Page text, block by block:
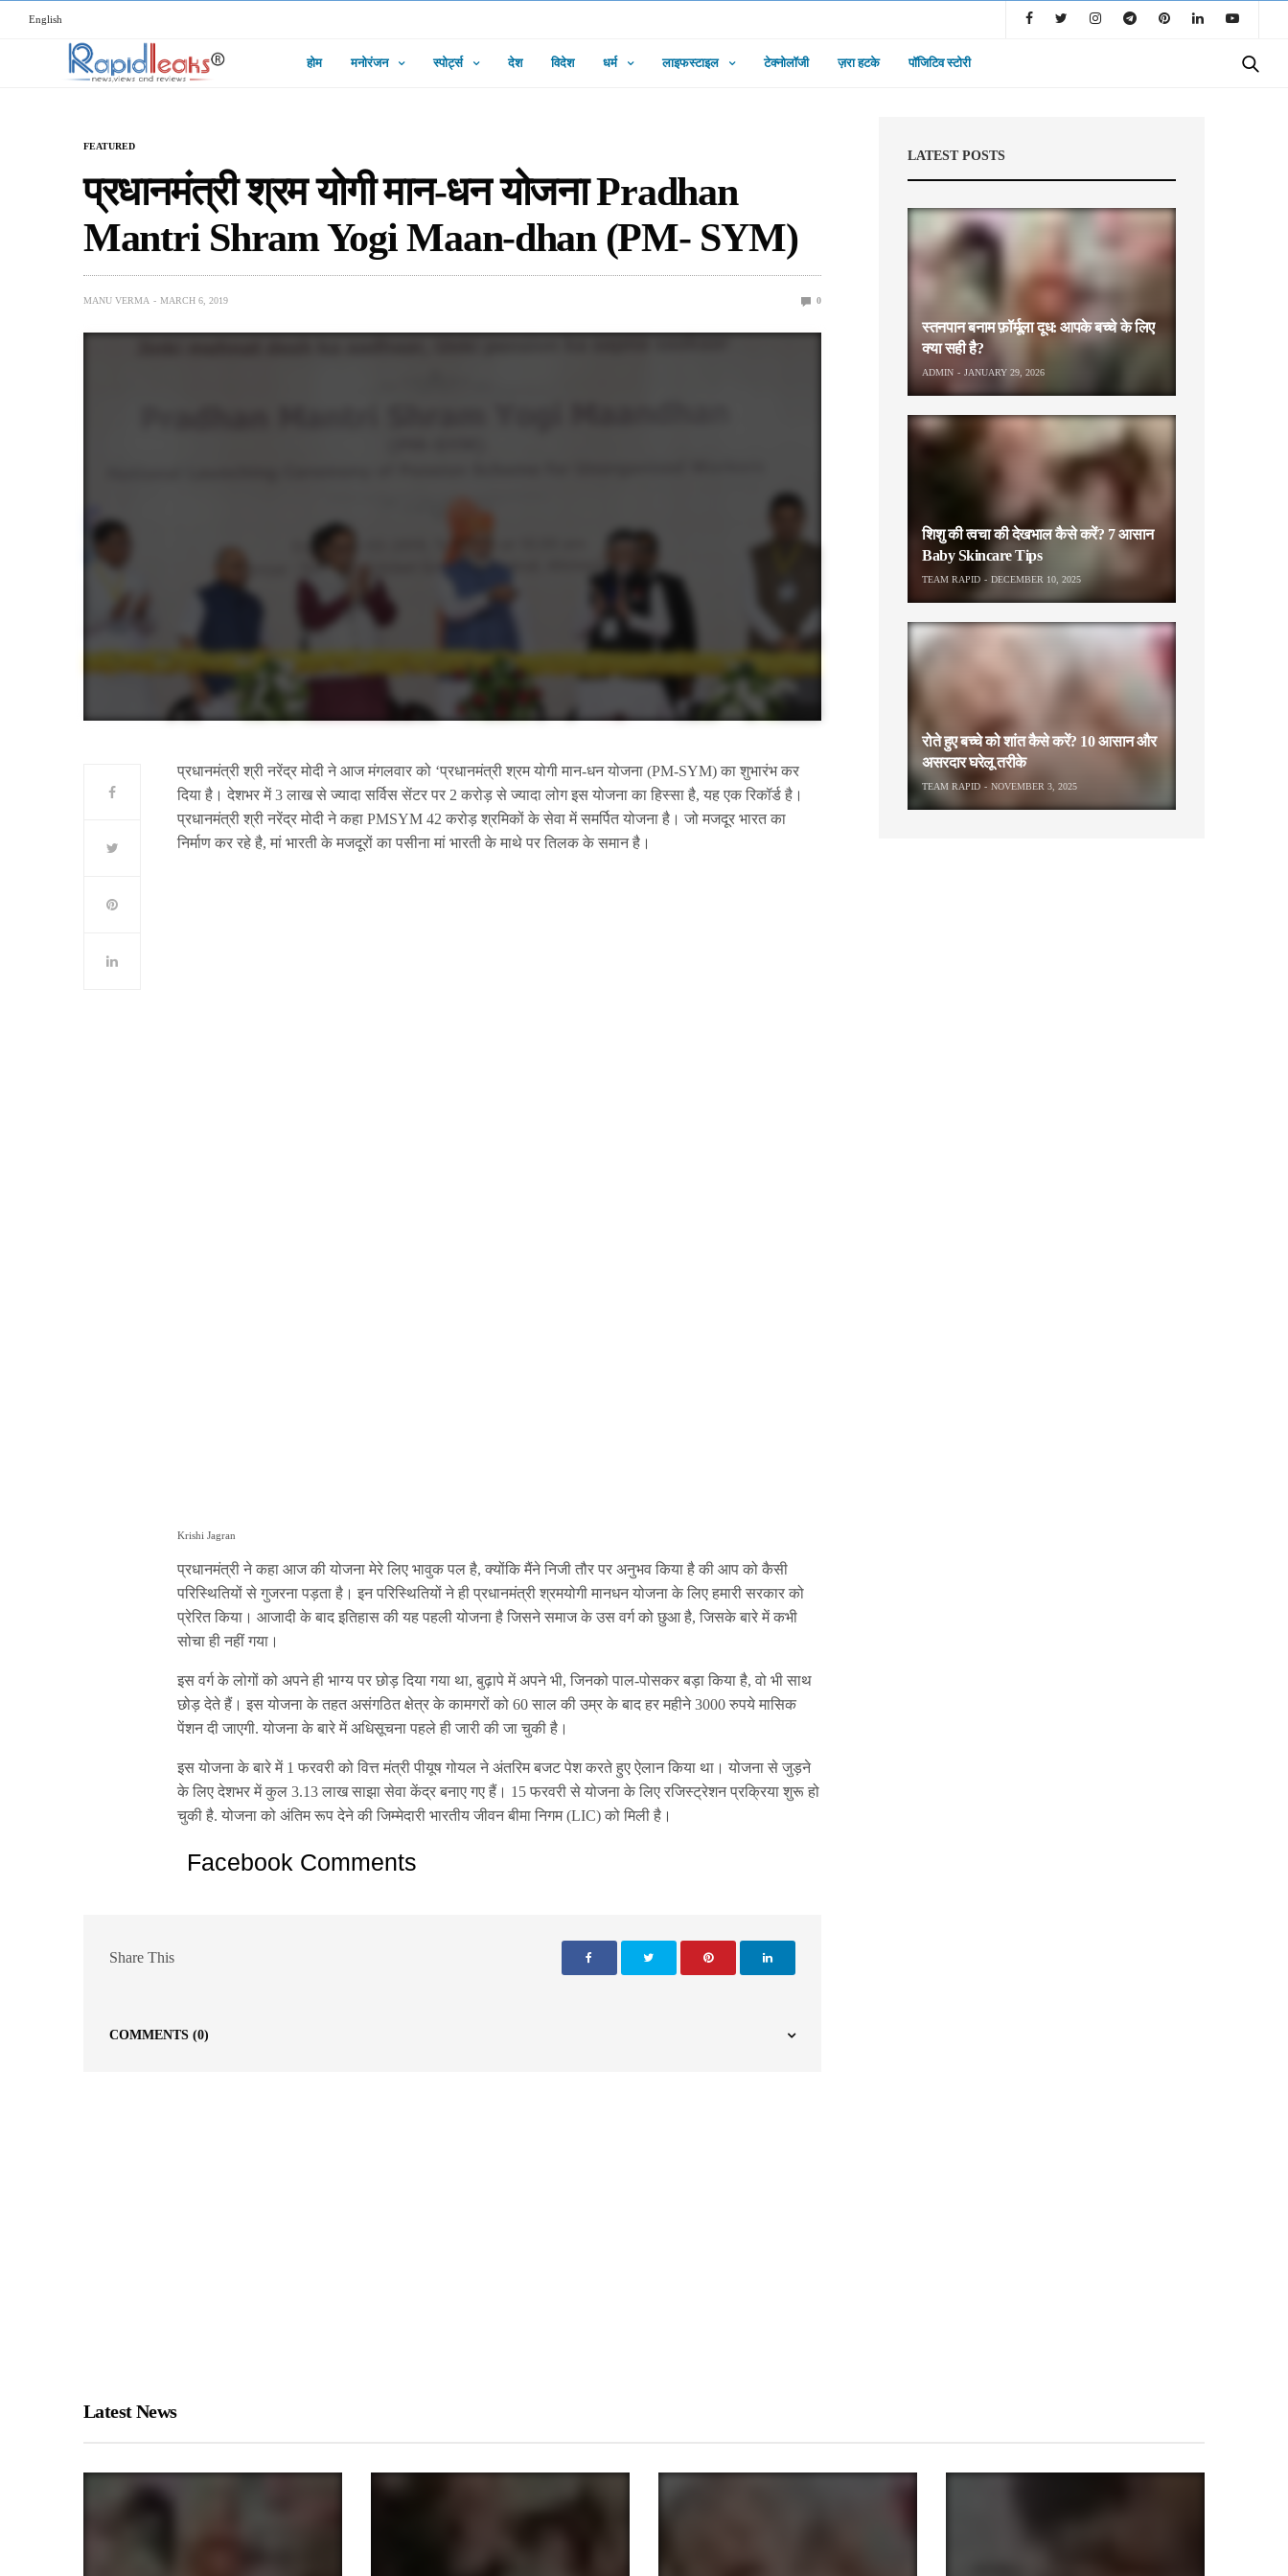
English
होम मनोरंजन स्पोर्ट्स देश विदेश धर्म लाइफस्टाइल टेक्नोलॉजी ज़रा हटके पॉजिटिव स्टोरी
FEATURED
प्रधानमंत्री श्रम योगी मान-धन योजना Pradhan
Mantri Shram Yogi Maan-dhan (PM- SYM)
MANU VERMA MARCH 6, 2019 0
प्रधानमंत्री श्री नरेंद्र मोदी ने आज मंगलवार को ‘प्रधानमंत्री श्रम योगी मान-धन योजना (PM-SYM) का शुभारंभ कर
दिया है। देशभर में 3 लाख से ज्यादा सर्विस सेंटर पर 2 करोड़ से ज्यादा लोग इस योजना का हिस्सा है, यह एक रिकॉर्ड है।
प्रधानमंत्री श्री नरेंद्र मोदी ने कहा PMSYM 42 करोड़ श्रमिकों के सेवा में समर्पित योजना है। जो मजदूर भारत का
निर्माण कर रहे है, मां भारती के मजदूरों का पसीना मां भारती के माथे पर तिलक के समान है।
Krishi Jagran
प्रधानमंत्री ने कहा आज की योजना मेरे लिए भावुक पल है, क्योंकि मैंने निजी तौर पर अनुभव किया है की आप को कैसी
परिस्थितियों से गुजरना पड़ता है। इन परिस्थितियों ने ही प्रधानमंत्री श्रमयोगी मानधन योजना के लिए हमारी सरकार को
प्रेरित किया। आजादी के बाद इतिहास की यह पहली योजना है जिसने समाज के उस वर्ग को छुआ है, जिसके बारे में कभी
सोचा ही नहीं गया।
इस वर्ग के लोगों को अपने ही भाग्य पर छोड़ दिया गया था, बुढ़ापे में अपने भी, जिनको पाल-पोसकर बड़ा किया है, वो भी साथ
छोड़ देते हैं। इस योजना के तहत असंगठित क्षेत्र के कामगरों को 60 साल की उम्र के बाद हर महीने 3000 रुपये मासिक
पेंशन दी जाएगी. योजना के बारे में अधिसूचना पहले ही जारी की जा चुकी है।
इस योजना के बारे में 1 फरवरी को वित्त मंत्री पीयूष गोयल ने अंतरिम बजट पेश करते हुए ऐलान किया था। योजना से जुड़ने
के लिए देशभर में कुल 3.13 लाख साझा सेवा केंद्र बनाए गए हैं। 15 फरवरी से योजना के लिए रजिस्ट्रेशन प्रक्रिया शुरू हो
चुकी है. योजना को अंतिम रूप देने की जिम्मेदारी भारतीय जीवन बीमा निगम (LIC) को मिली है।
Facebook Comments
Share This
COMMENTS (0)
LATEST POSTS
स्तनपान बनाम फ़ॉर्मूला दूध: आपके बच्चे के लिए
क्या सही है?
ADMIN JANUARY 29, 2026
शिशु की त्वचा की देखभाल कैसे करें? 7 आसान
Baby Skincare Tips
TEAM RAPID DECEMBER 10, 2025
रोते हुए बच्चे को शांत कैसे करें? 10 आसान और
असरदार घरेलू तरीके
TEAM RAPID NOVEMBER 3, 2025
Latest News